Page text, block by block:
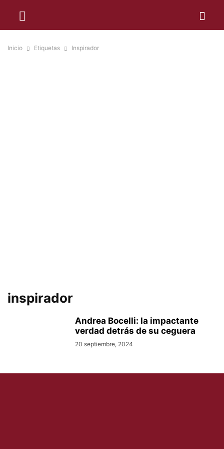
Inicio Etiquetas Inspirador
inspirador
Andrea Bocelli: la impactante
verdad detrás de su ceguera
20 septiembre, 2024